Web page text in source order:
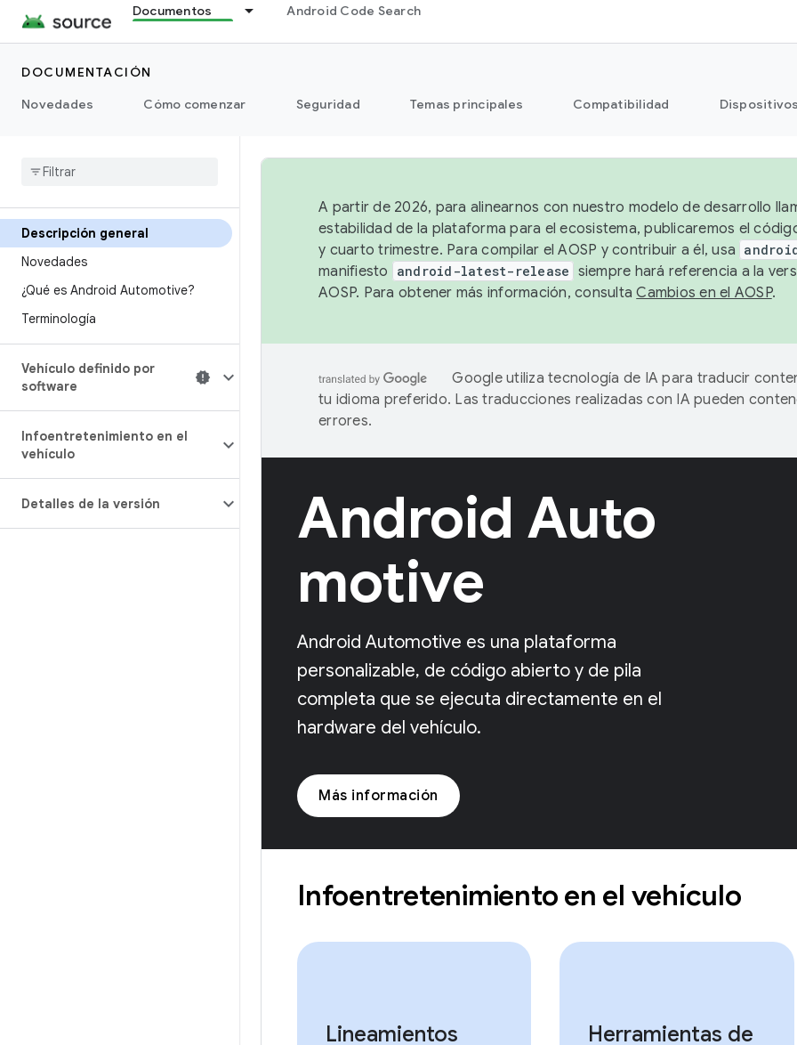
Documentos Android Code Search
DOCUMENTACIÓN
Novedades
Cómo comenzar Seguridad Temas principales Compatibilidad
Descripción general
Novedades
¿Qué es Android Automotive?
Terminología
Vehículo definido por
software
Infoentretenimiento en el
vehículo
Detalles de la versión
A partir de 2026, para alinearnos con nuestro modelo de desarrollo
estabilidad de la plataforma para el ecosistema, publicaremos el
y cuarto trimestre. Para compilar el AOSP y contribuir a él, usa
manifiesto android-latest-release siempre hará referencia a la
AOSP. Para obtener más información, consultaCambios en el AOSP.
Google utiliza tecnología de IA para traducir
tu idioma preferido. Las traducciones realizadas con IA pueden
errores.
Android Auto
motive
Android Automotive es una plataforma
personalizable, de código abierto y de pila
completa que se ejecuta directamente en el
hardware del vehículo.
Más información
Infoentretenimiento en el vehículo
Lineamientos
Herramientas de